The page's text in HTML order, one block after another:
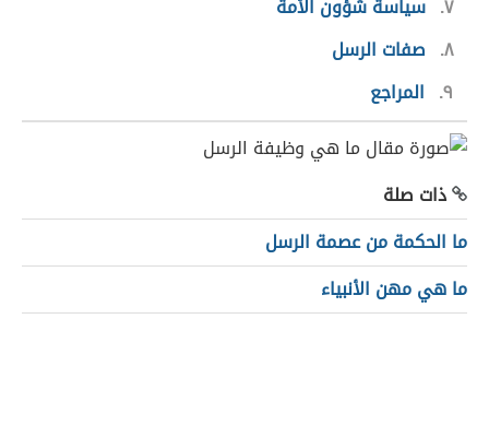
٧ سياسة شؤون الأمة
٨ صفات الرسل
٩ المراجع
ذات صلة
ما الحكمة من عصمة الرسل
ما هي مهن الأنبياء